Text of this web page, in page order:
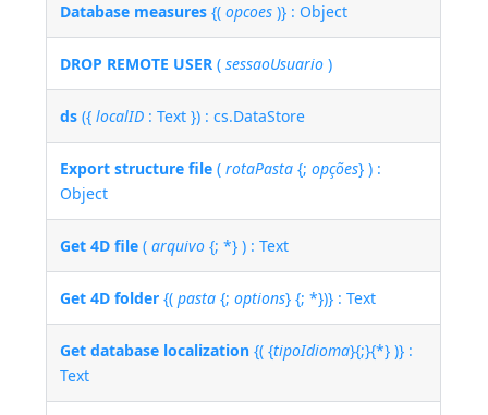
Database measures {(opcoes )} : Object
DROP REMOTE USER (sessaoUsuario )
ds ({localID : Text }) : cs.DataStore
Export structure file (rotaPasta {;opções} ) :
Object
Get 4D file (arquivo {; *} ) : Text
Get 4D folder {(pasta {;options} {; *})} : Text
Get database localization {( {tipoIdioma}{;}{*} )} :
Text